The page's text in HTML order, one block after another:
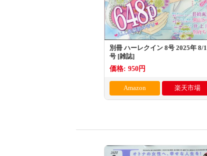
別冊 ハーレクイン 8号 2025年 8/1
号 [雑誌]
価格: 950円
Amazon 楽天市場